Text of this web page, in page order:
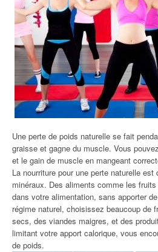
Une perte de poids naturelle se fait
graisse et gagne du muscle. Vous
et le gain de muscle en mangeant
La nourriture pour une perte naturelle
minéraux. Des aliments comme les
dans votre alimentation, sans apporter
régime naturel, choisissez beaucoup de
secs, des viandes maigres, et des
limitant votre apport calorique, vous
de poids.